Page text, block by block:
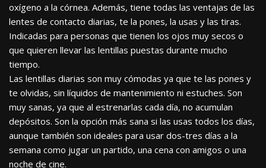
oxígeno a la córnea. Además, tiene todas las ventajas de las
lentes de contacto diarias, te la pones, la usas y las tiras.
Indicadas para personas que tienen los ojos muy secos o
que quieren llevar las lentillas puestas durante mucho
tiempo.
Las lentillas diarias son muy cómodas ya que te las pones y
te olvidas, sin líquidos de mantenimiento ni estuches. Son
muy sanas, ya que al estrenarlas cada día, no acumulan
depósitos. Son la opción más sana si las usas todos los días,
aunque también son ideales para usar dos-tres días a la
semana como jugar un partido, una cena con amigos o una
noche de cine.